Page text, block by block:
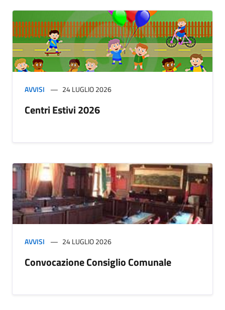
AVVISI 24 LUGLIO 2026
Centri Estivi 2026
AVVISI 24 LUGLIO 2026
Convocazione Consiglio Comunale